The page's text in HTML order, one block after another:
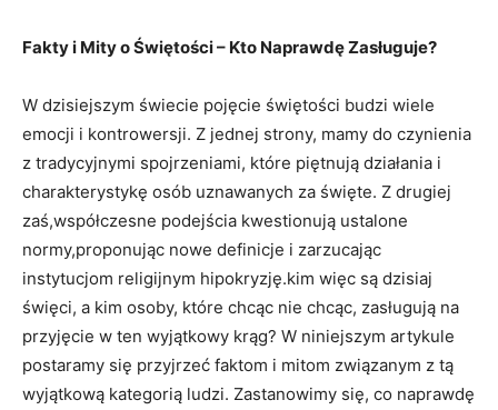
Fakty i‍ Mity o Świętości – Kto Naprawdę Zasługuje?
W ‌dzisiejszym świecie pojęcie świętości⁤ budzi⁤ wiele
emocji i⁣ kontrowersji. ⁣Z jednej strony, mamy ⁤do czynienia
z tradycyjnymi spojrzeniami, które piętnują działania i
charakterystykę osób⁢ uznawanych za święte. ‌Z drugiej⁢
zaś,współczesne podejścia‍ kwestionują ustalone‍
normy,proponując nowe definicje ‌i zarzucając
‌instytucjom religijnym hipokryzję.kim więc są dzisiaj
święci, a⁤ kim osoby, które chcąc nie chcąc, zasługują na
przyjęcie w ten⁣ wyjątkowy krąg? W niniejszym artykule
postaramy się przyjrzeć faktom i‌ mitom ‌związanym⁣ z tą​
wyjątkową kategorią ludzi. ​Zastanowimy się, co⁣ naprawdę‌